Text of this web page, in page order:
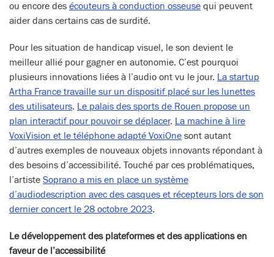
ou encore des écouteurs à conduction osseuse qui peuvent
aider dans certains cas de surdité.
Pour les situation de handicap visuel, le son devient le
meilleur allié pour gagner en autonomie. C’est pourquoi
plusieurs innovations liées à l’audio ont vu le jour. La startup
Artha France travaille sur un dispositif placé sur les lunettes
des utilisateurs. Le palais des sports de Rouen propose un
plan interactif pour pouvoir se déplacer. La machine à lire
VoxiVision et le téléphone adapté VoxiOne sont autant
d’autres exemples de nouveaux objets innovants répondant à
des besoins d’accessibilité. Touché par ces problématiques,
l’artiste Soprano a mis en place un système
d’audiodescription avec des casques et récepteurs lors de son
dernier concert le 28 octobre 2023.
Le développement des plateformes et des applications en
faveur de l’accessibilité